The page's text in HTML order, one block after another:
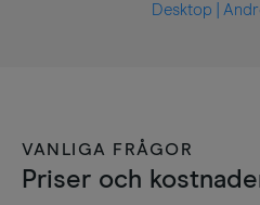
Desktop
VANLIGA FRÅGOR
Priser och